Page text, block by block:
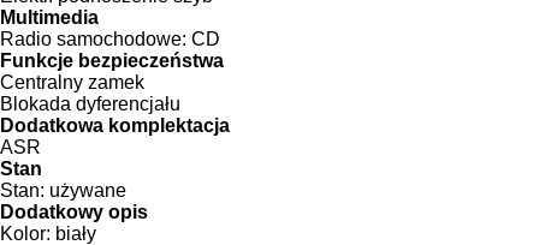
Multimedia
Radio samochodowe: CD
Funkcje bezpieczeństwa
Centralny zamek
Blokada dyferencjału
Dodatkowa komplektacja
ASR
Stan
Stan: używane
Dodatkowy opis
Kolor: biały